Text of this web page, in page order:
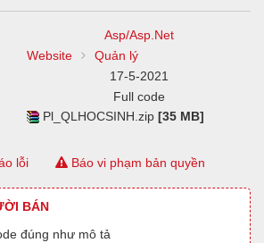
Asp/Asp.Net
Website
Quản lý
17-5-2021
Full code
Pl_QLHOCSINH.zip[35 MB]
lỗi Báo vi phạm bản quyền
BÁN
đúng như mô tả